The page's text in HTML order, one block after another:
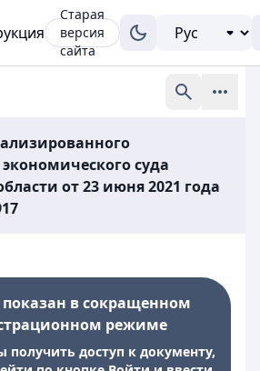
Старая
версия
сайта
суда
от 23 июня 2021 года
в сокращенном
режиме
получить доступ к документу,